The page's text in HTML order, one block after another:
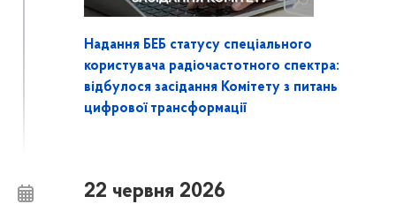
Надання БЕБ статусу спеціального
користувача радіочастотного спектра:
відбулося засідання Комітету з питань
цифрової трансформації
22 червня 2026